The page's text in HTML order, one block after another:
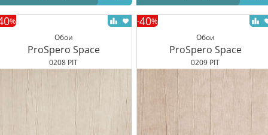
Обои
ProSpero Space
0208 PIT
%
Обои
ProSpero Space
0209 PIT
-40%